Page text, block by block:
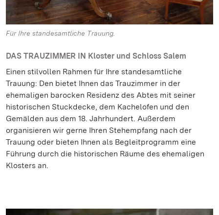
Für Ihre standesamtliche Trauung.
DAS TRAUZIMMER IN Kloster und Schloss Salem
Einen stilvollen Rahmen für Ihre standesamtliche
Trauung: Den bietet Ihnen das Trauzimmer in der
ehemaligen barocken Residenz des Abtes mit seiner
historischen Stuckdecke, dem Kachelofen und den
Gemälden aus dem 18. Jahrhundert. Außerdem
organisieren wir gerne Ihren Stehempfang nach der
Trauung oder bieten Ihnen als Begleitprogramm eine
Führung durch die historischen Räume des ehemaligen
Klosters an.